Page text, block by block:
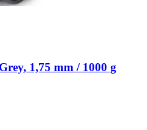
1,75 mm / 1000 g